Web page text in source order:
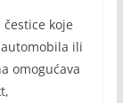
koje
ili
omogućava